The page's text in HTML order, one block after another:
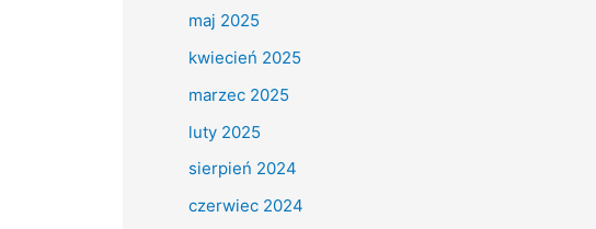
maj 2025
kwiecień 2025
marzec 2025
luty 2025
sierpień 2024
czerwiec 2024